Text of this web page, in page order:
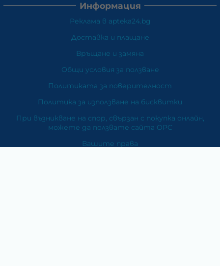
Информация
Реклама в apteka24.bg
Доставка и плащане
Връщане и замяна
Общи условия за ползване
Политиката за поверителност
Политика за използване на бисквитки
При възникване на спор, свързан с покупка онлайн,
можете да ползвате сайта ОРС
Вашите права